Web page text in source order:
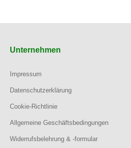
Unternehmen
Impressum
Datenschutzerklärung
Cookie-Richtlinie
Allgemeine Geschäftsbedingungen
Widerrufsbelehrung & -formular